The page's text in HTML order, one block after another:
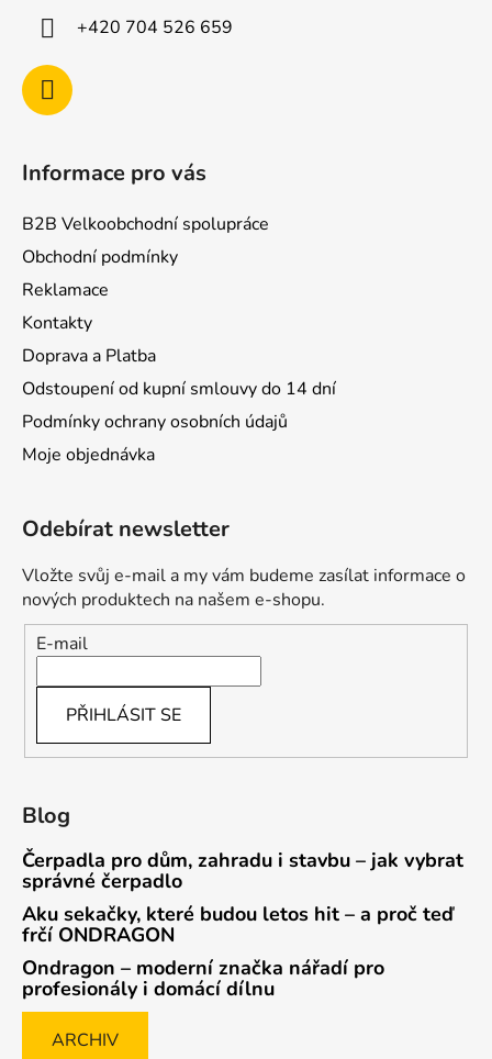
+420 704 526 659
Informace pro vás
B2B Velkoobchodní spolupráce
Obchodní podmínky
Reklamace
Kontakty
Doprava a Platba
Odstoupení od kupní smlouvy do 14 dní
Podmínky ochrany osobních údajů
Moje objednávka
Odebírat newsletter
Vložte svůj e-mail a my vám budeme zasílat informace o
nových produktech na našem e-shopu.
E-mail
PŘIHLÁSIT SE
Blog
Čerpadla pro dům, zahradu i stavbu – jak vybrat
správné čerpadlo
Aku sekačky, které budou letos hit – a proč teď
frčí ONDRAGON
Ondragon – moderní značka nářadí pro
profesionály i domácí dílnu
ARCHIV